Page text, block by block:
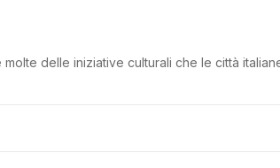
delle iniziative culturali che le città